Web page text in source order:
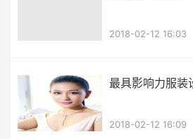
2018-02-12 16:03
2018-02-12 16:09